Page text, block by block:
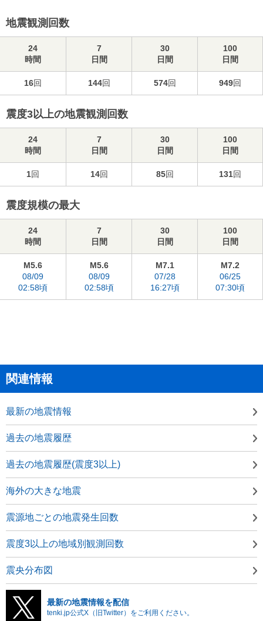
地震観測回数
24
時間
7
日間
30
日間
100
日間
16回 144回 574回 949回
震度3以上の地震観測回数
24
時間
7
日間
30
日間
100
日間
1回 14回 85回 131回
震度規模の最大
24
時間
7
日間
30
日間
100
日間
M5.6
08/09
02:58頃
M5.6
08/09
02:58頃
M7.1
07/28
16:27頃
M7.2
06/25
07:30頃
関連情報
最新の地震情報
過去の地震履歴
過去の地震履歴(震度3以上)
海外の大きな地震
震源地ごとの地震発生回数
震度3以上の地域別観測回数
震央分布図
最新の地震情報を配信
tenki.jp公式X（旧Twitter）をご利用ください。